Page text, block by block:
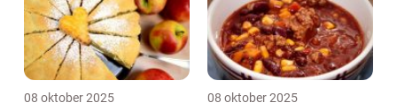
08 oktober 2025 08 oktober 2025